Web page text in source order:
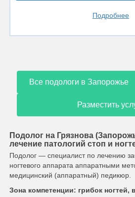
Подробнее
Все подологи в Запорожье
Разместить
Подолог на Грязнова
лечение патологий стоп и
Подолог — специалист по лечению
ногтевого аппарата аппаратными
медицинский (аппаратный) педикюр.
Зона компетенции: грибок ногтей,